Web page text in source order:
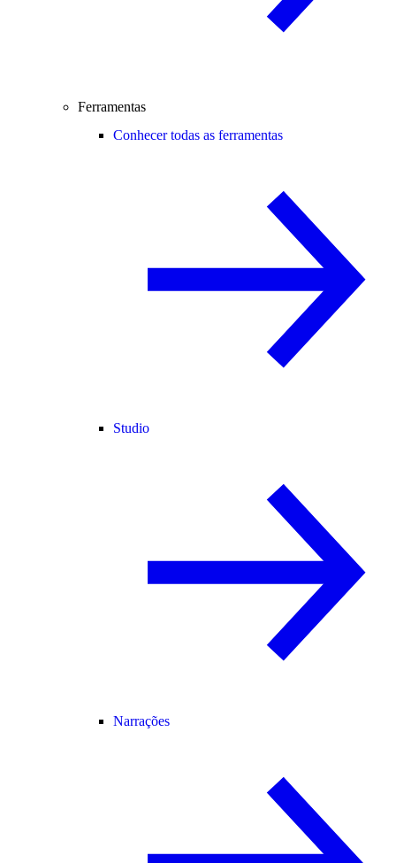
Ferramentas
Conhecer todas as ferramentas
Studio
Narrações